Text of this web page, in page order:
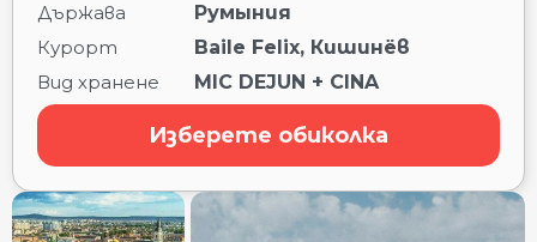
Държава
Румыния
Курорт
Baile Felix, Кишинёв
Вид хранене
MIC DEJUN + CINA
Изберете обиколка